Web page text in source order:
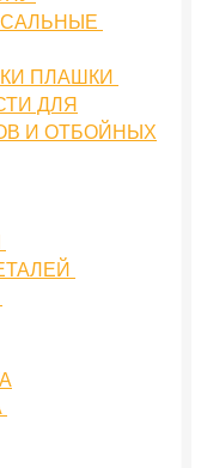
ПЛАШКИ
ДЛЯ
И ОТБОЙНЫХ